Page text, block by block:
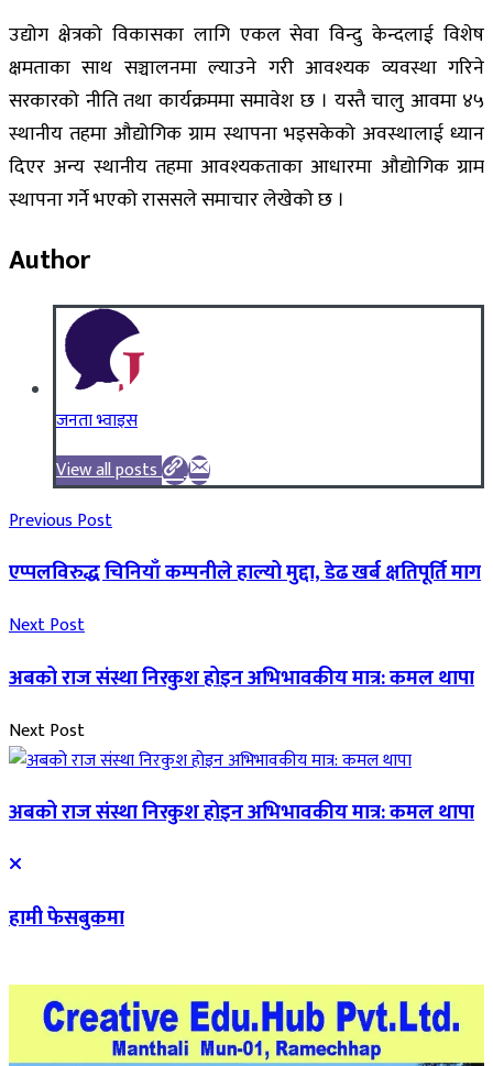
उद्योग क्षेत्रको विकासका लागि एकल सेवा विन्दु केन्दलाई विशेष
क्षमताका साथ सञ्चालनमा ल्याउने गरी आवश्यक व्यवस्था गरिने
सरकारको नीति तथा कार्यक्रममा समावेश छ । यस्तै चालु आवमा ४५
स्थानीय तहमा औद्योगिक ग्राम स्थापना भइसकेको अवस्थालाई ध्यान
दिएर अन्य स्थानीय तहमा आवश्यकताका आधारमा औद्योगिक ग्राम
स्थापना गर्ने भएको राससले समाचार लेखेको छ ।
Author
जनता भ्वाइस
View all posts
Previous Post
एप्पलविरुद्ध चिनियाँ कम्पनीले हाल्यो मुद्दा, डेढ खर्ब क्षतिपूर्ति माग
Next Post
अबको राज संस्था निरकुश होइन अभिभावकीय मात्र: कमल थापा
Next Post
अबको राज संस्था निरकुश होइन अभिभावकीय मात्र: कमल थापा
हामी फेसबुकमा